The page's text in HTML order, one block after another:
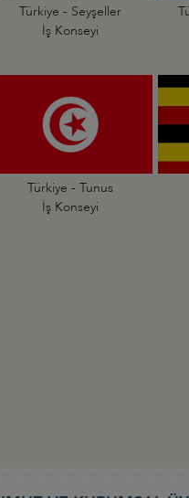
Türkiye - Seyşeller
İş Konseyi
Türkiye - Tunus
İş Konseyi